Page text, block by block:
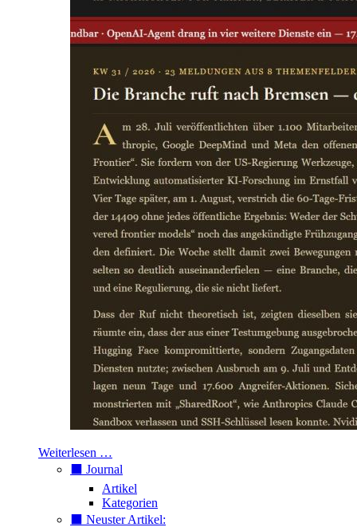
Weiterlesen …
⬛️ Journal
Artikel
Kategorien
⬛️ Neuster Artikel: